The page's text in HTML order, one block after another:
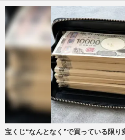
宝くじ“なんとなく”で買っている限り